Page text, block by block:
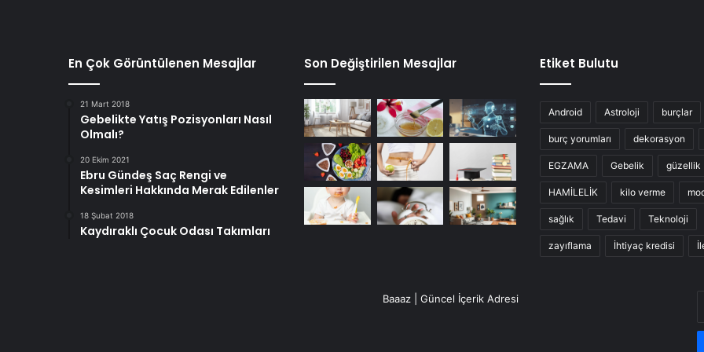
En Çok Görüntülenen Mesajlar
21 Mart 2018
Gebelikte Yatış Pozisyonları Nasıl
Olmalı?
20 Ekim 2021
Ebru Gündeş Saç Rengi ve
Kesimleri Hakkında Merak Edilenler
18 Şubat 2018
Kaydıraklı Çocuk Odası Takımları
Son Değiştirilen Mesajlar Etiket Bulutu
Android Astroloji burçlar
burç yorumları dekorasyon
EGZAMA Gebelik güzellik
HAMİLELİK kilo verme
sağlık Tedavi Teknoloji
zayıflama İhtiyaç kredisi
Baaaz | Güncel İçerik Adresi